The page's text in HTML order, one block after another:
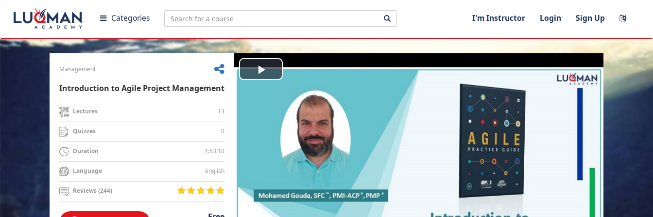
Categories I'm Instructor Login Sign Up
Management
Introduction to Agile Project Management
Lectures 13
Quizzes 0
Duration 1:53:10
Language english
Reviews (244)
Play
Video